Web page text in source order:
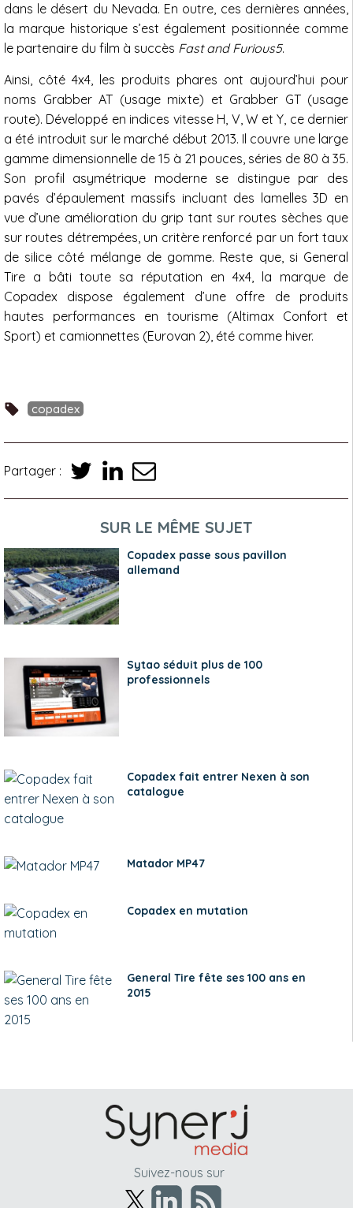
dans le désert du Nevada. En outre, ces dernières années,
la marque historique s’est également positionnée comme
le partenaire du film à succès Fast and Furious5.
Ainsi, côté 4x4, les produits phares ont aujourd’hui pour
noms Grabber AT (usage mixte) et Grabber GT (usage
route). Développé en indices vitesse H, V, W et Y, ce dernier
a été introduit sur le marché début 2013. Il couvre une large
gamme dimensionnelle de 15 à 21 pouces, séries de 80 à 35.
Son profil asymétrique moderne se distingue par des
pavés d’épaulement massifs incluant des lamelles 3D en
vue d’une amélioration du grip tant sur routes sèches que
sur routes détrempées, un critère renforcé par un fort taux
de silice côté mélange de gomme. Reste que, si General
Tire a bâti toute sa réputation en 4x4, la marque de
Copadex dispose également d’une offre de produits
hautes performances en tourisme (Altimax Confort et
Sport) et camionnettes (Eurovan 2), été comme hiver.
copadex
Partager :
SUR LE MÊME SUJET
Copadex passe sous pavillon
allemand
Sytao séduit plus de 100
professionnels
Copadex fait entrer Nexen à son
catalogue
Matador MP47
Copadex en mutation
General Tire fête ses 100 ans en
2015
Suivez-nous sur